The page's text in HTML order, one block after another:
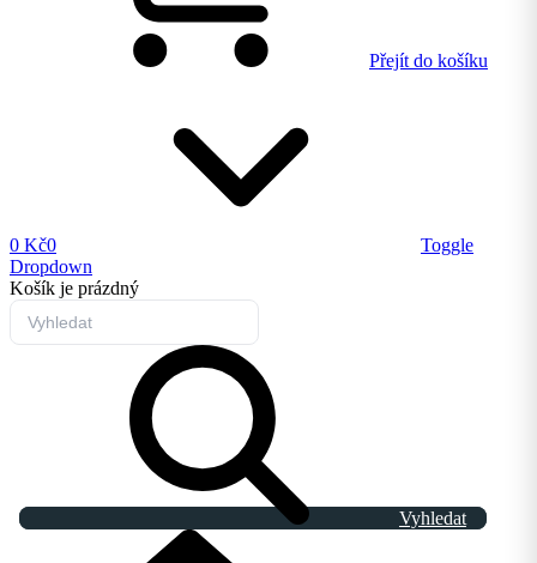
Přejít do košíku
0 Kč0
Toggle
Dropdown
Košík je prázdný
Vyhledat